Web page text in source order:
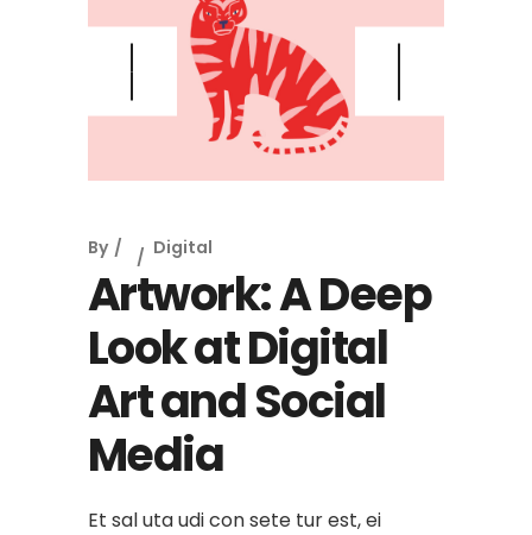
By Digital
Artwork: A Deep
Look at Digital
Art and Social
Media
Et sal uta udi con sete tur est, ei